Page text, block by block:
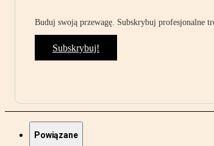
Buduj swoją przewagę. Subskrybuj profesjonalne
Subskrybuj!
Powiązane